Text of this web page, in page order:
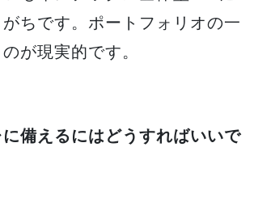
ちです。ポートフォリオの一
が現実的です。
備えるにはどうすればいいで